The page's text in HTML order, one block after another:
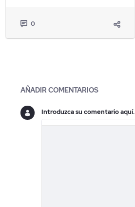
0
Blogs
AÑADIR COMENTARIOS
Introduzca su comentario aquí.